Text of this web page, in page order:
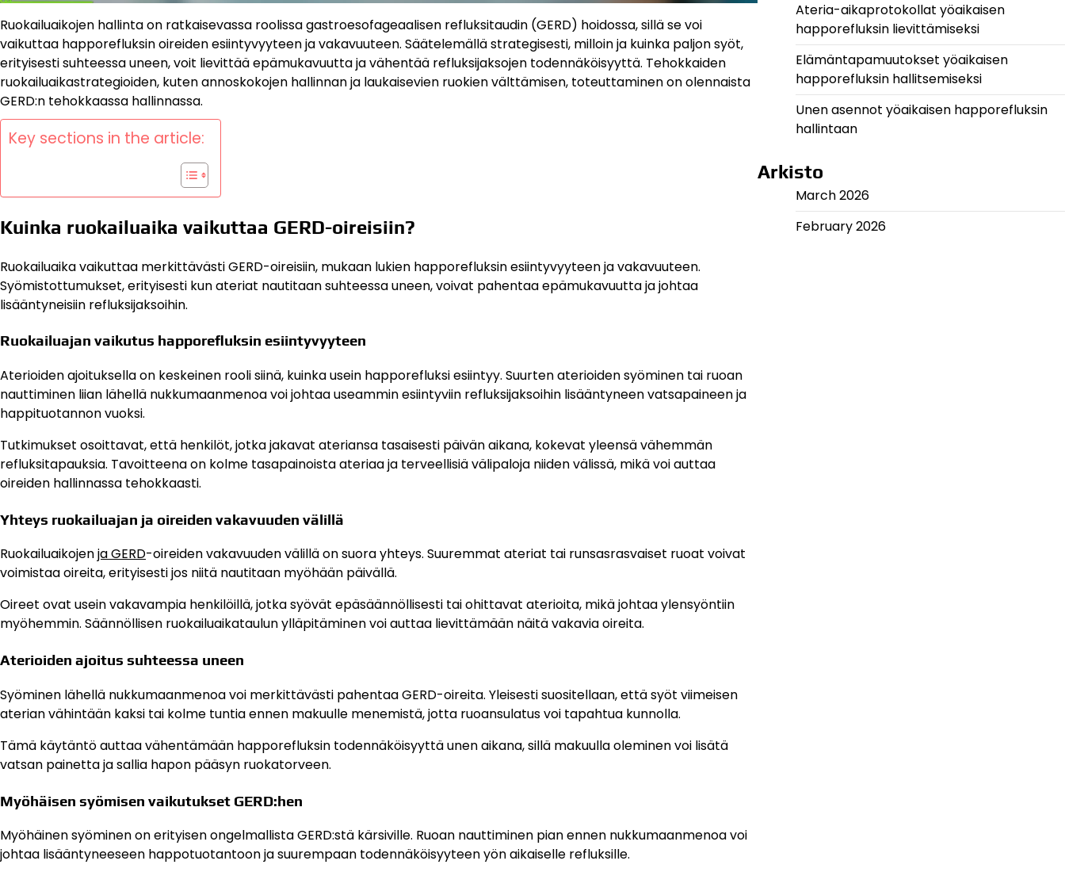
Ruokailuaikojen hallinta on ratkaisevassa roolissa gastroesofageaalisen refluksitaudin (GERD) hoidossa, sillä se voi
vaikuttaa happorefluksin oireiden esiintyvyyteen ja vakavuuteen. Säätelemällä strategisesti, milloin ja kuinka paljon syöt,
erityisesti suhteessa uneen, voit lievittää epämukavuutta ja vähentää refluksijaksojen todennäköisyyttä. Tehokkaiden
ruokailuaikastrategioiden, kuten annoskokojen hallinnan ja laukaisevien ruokien välttämisen, toteuttaminen on olennaista
GERD:n tehokkaassa hallinnassa.
Key sections in the article:
Kuinka ruokailuaika vaikuttaa GERD-oireisiin?
Ruokailuaika vaikuttaa merkittävästi GERD-oireisiin, mukaan lukien happorefluksin esiintyvyyteen ja vakavuuteen.
Syömistottumukset, erityisesti kun ateriat nautitaan suhteessa uneen, voivat pahentaa epämukavuutta ja johtaa
lisääntyneisiin refluksijaksoihin.
Ruokailuajan vaikutus happorefluksin esiintyvyyteen
Aterioiden ajoituksella on keskeinen rooli siinä, kuinka usein happorefluksi esiintyy. Suurten aterioiden syöminen tai ruoan
nauttiminen liian lähellä nukkumaanmenoa voi johtaa useammin esiintyviin refluksijaksoihin lisääntyneen vatsapaineen ja
happituotannon vuoksi.
Tutkimukset osoittavat, että henkilöt, jotka jakavat ateriansa tasaisesti päivän aikana, kokevat yleensä vähemmän
refluksitapauksia. Tavoitteena on kolme tasapainoista ateriaa ja terveellisiä välipaloja niiden välissä, mikä voi auttaa
oireiden hallinnassa tehokkaasti.
Yhteys ruokailuajan ja oireiden vakavuuden välillä
Ruokailuaikojenja GERD-oireiden vakavuuden välillä on suora yhteys. Suuremmat ateriat tai runsasrasvaiset ruoat voivat
voimistaa oireita, erityisesti jos niitä nautitaan myöhään päivällä.
Oireet ovat usein vakavampia henkilöillä, jotka syövät epäsäännöllisesti tai ohittavat aterioita, mikä johtaa ylensyöntiin
myöhemmin. Säännöllisen ruokailuaikataulun ylläpitäminen voi auttaa lievittämään näitä vakavia oireita.
Aterioiden ajoitus suhteessa uneen
Syöminen lähellä nukkumaanmenoa voi merkittävästi pahentaa GERD-oireita. Yleisesti suositellaan, että syöt viimeisen
aterian vähintään kaksi tai kolme tuntia ennen makuulle menemistä, jotta ruoansulatus voi tapahtua kunnolla.
Tämä käytäntö auttaa vähentämään happorefluksin todennäköisyyttä unen aikana, sillä makuulla oleminen voi lisätä
vatsan painetta ja sallia hapon pääsyn ruokatorveen.
Myöhäisen syömisen vaikutukset GERD:hen
Myöhäinen syöminen on erityisen ongelmallista GERD:stä kärsiville. Ruoan nauttiminen pian ennen nukkumaanmenoa voi
johtaa lisääntyneeseen happotuotantoon ja suurempaan todennäköisyyteen yön aikaiselle refluksille.
Ateria-aikaprotokollat yöaikaisen
happorefluksin lievittämiseksi
Elämäntapamuutokset yöaikaisen
happorefluksin hallitsemiseksi
Unen asennot yöaikaisen happorefluksin
hallintaan
Arkisto
March 2026
February 2026